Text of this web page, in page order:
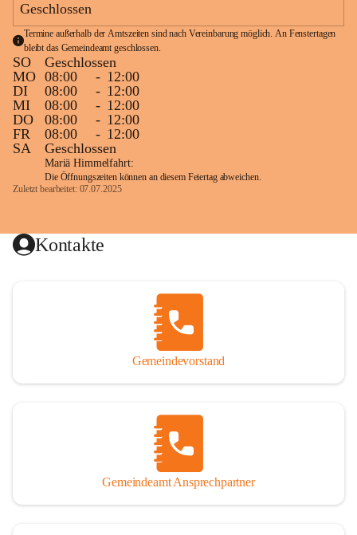
Geschlossen
Termine außerhalb der Amtszeiten sind nach Vereinbarung möglich. An Fenstertagen
bleibt das Gemeindeamt geschlossen.
SO
Geschlossen
MO 08:00 - 12:00
DI
08:00 - 12:00
MI
08:00 - 12:00
DO
08:00 - 12:00
FR
08:00 - 12:00
SA
Geschlossen
Mariä Himmelfahrt:
Die Öffnungszeiten können an diesem Feiertag abweichen.
Zuletzt bearbeitet: 07.07.2025
Kontakte
Gemeindevorstand
Gemeindeamt Ansprechpartner